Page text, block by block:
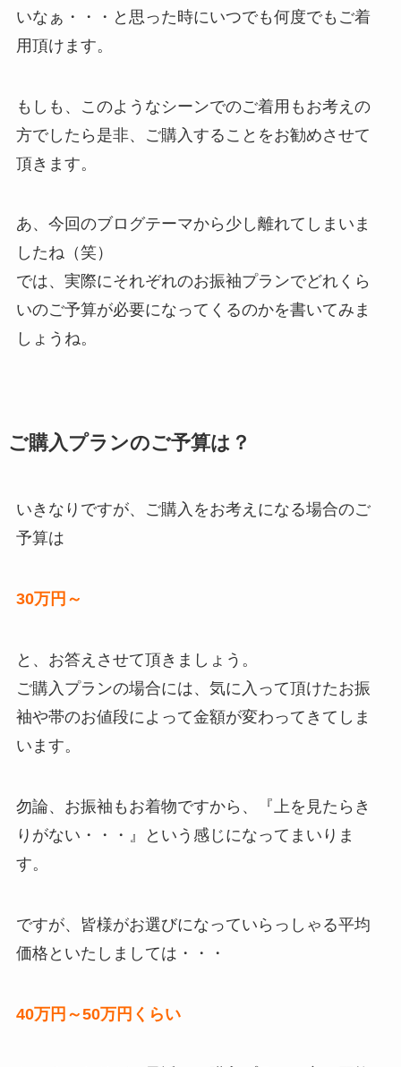
いなぁ・・・と思った時にいつでも何度でもご着
用頂けます。
もしも、このようなシーンでのご着用もお考えの
方でしたら是非、ご購入することをお勧めさせて
頂きます。
あ、今回のブログテーマから少し離れてしまいま
したね（笑）
では、実際にそれぞれのお振袖プランでどれくら
いのご予算が必要になってくるのかを書いてみま
しょうね。
ご購入プランのご予算は？
いきなりですが、ご購入をお考えになる場合のご
予算は
30万円～
と、お答えさせて頂きましょう。
ご購入プランの場合には、気に入って頂けたお振
袖や帯のお値段によって金額が変わってきてしま
います。
勿論、お振袖もお着物ですから、『上を見たらき
りがない・・・』という感じになってまいりま
す。
ですが、皆様がお選びになっていらっしゃる平均
価格といたしましては・・・
40万円～50万円くらい